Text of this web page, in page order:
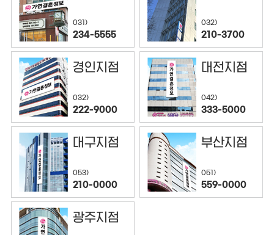
031)
234-5555
032)
210-3700
경인지점
032)
222-9000
대전지점
042)
333-5000
대구지점
053)
210-0000
부산지점
051)
559-0000
광주지점